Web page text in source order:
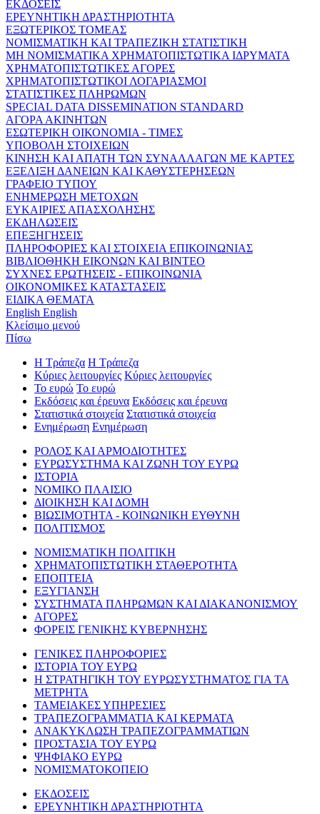
ΕΚΔΟΣΕΙΣ
ΕΡΕΥΝΗΤΙΚΗ ΔΡΑΣΤΗΡΙΟΤΗΤΑ
ΕΞΩΤΕΡΙΚΟΣ ΤΟΜΕΑΣ
ΝΟΜΙΣΜΑΤΙΚΗ ΚΑΙ ΤΡΑΠΕΖΙΚΗ ΣΤΑΤΙΣΤΙΚΗ
ΜΗ ΝΟΜΙΣΜΑΤΙΚΑ ΧΡΗΜΑΤΟΠΙΣΤΩΤΙΚΑ ΙΔΡΥΜΑΤΑ
ΧΡΗΜΑΤΟΠΙΣΤΩΤΙΚΕΣ ΑΓΟΡΕΣ
ΧΡΗΜΑΤΟΠΙΣΤΩΤΙΚΟΙ ΛΟΓΑΡΙΑΣΜΟΙ
ΣΤΑΤΙΣΤΙΚΕΣ ΠΛΗΡΩΜΩΝ
SPECIAL DATA DISSEMINATION STANDARD
ΑΓΟΡΑ ΑΚΙΝΗΤΩΝ
ΕΣΩΤΕΡΙΚΗ ΟΙΚΟΝΟΜΙΑ - ΤΙΜΕΣ
ΥΠΟΒΟΛΗ ΣΤΟΙΧΕΙΩΝ
ΚΙΝΗΣΗ ΚΑΙ ΑΠΑΤΗ ΤΩΝ ΣΥΝΑΛΛΑΓΩΝ ΜΕ ΚΑΡΤΕΣ
ΕΞΕΛΙΞΗ ΔΑΝΕΙΩΝ ΚΑΙ ΚΑΘΥΣΤΕΡΗΣΕΩΝ
ΓΡΑΦΕΙΟ ΤΥΠΟΥ
ΕΝΗΜΕΡΩΣΗ ΜΕΤΟΧΩΝ
ΕΥΚΑΙΡΙΕΣ ΑΠΑΣΧΟΛΗΣΗΣ
ΕΚΔΗΛΩΣΕΙΣ
ΕΠΕΞΗΓΗΣΕΙΣ
ΠΛΗΡΟΦΟΡΙΕΣ ΚΑΙ ΣΤΟΙΧΕΙΑ ΕΠΙΚΟΙΝΩΝΙΑΣ
ΒΙΒΛΙΟΘΗΚΗ ΕΙΚΟΝΩΝ ΚΑΙ ΒΙΝΤΕΟ
ΣΥΧΝΕΣ ΕΡΩΤΗΣΕΙΣ - ΕΠΙΚΟΙΝΩΝΙΑ
ΟΙΚΟΝΟΜΙΚΕΣ ΚΑΤΑΣΤΑΣΕΙΣ
ΕΙΔΙΚΑ ΘΕΜΑΤΑ
English English
Κλείσιμο μενού
Πίσω
Η Τράπεζα Η Τράπεζα
Κύριες λειτουργίες Κύριες λειτουργίες
Το ευρώ Το ευρώ
Εκδόσεις και έρευνα Εκδόσεις και έρευνα
Στατιστικά στοιχεία Στατιστικά στοιχεία
Ενημέρωση Ενημέρωση
ΡΟΛΟΣ ΚΑΙ ΑΡΜΟΔΙΟΤΗΤΕΣ
ΕΥΡΩΣΥΣΤΗΜΑ ΚΑΙ ΖΩΝΗ ΤΟΥ ΕΥΡΩ
ΙΣΤΟΡΙΑ
ΝΟΜΙΚΟ ΠΛΑΙΣΙΟ
ΔΙΟΙΚΗΣΗ ΚΑΙ ΔΟΜΗ
ΒΙΩΣΙΜΟΤΗΤΑ - ΚΟΙΝΩΝΙΚΗ ΕΥΘΥΝΗ
ΠΟΛΙΤΙΣΜΟΣ
ΝΟΜΙΣΜΑΤΙΚΗ ΠΟΛΙΤΙΚΗ
ΧΡΗΜΑΤΟΠΙΣΤΩΤΙΚΗ ΣΤΑΘΕΡΟΤΗΤΑ
ΕΠΟΠΤΕΙΑ
ΕΞΥΓΙΑΝΣΗ
ΣΥΣΤΗΜΑΤΑ ΠΛΗΡΩΜΩΝ ΚΑΙ ΔΙΑΚΑΝΟΝΙΣΜΟΥ
ΑΓΟΡΕΣ
ΦΟΡΕΙΣ ΓΕΝΙΚΗΣ ΚΥΒΕΡΝΗΣΗΣ
ΓΕΝΙΚΕΣ ΠΛΗΡΟΦΟΡΙΕΣ
ΙΣΤΟΡΙΑ ΤΟΥ ΕΥΡΩ
Η ΣΤΡΑΤΗΓΙΚΗ ΤΟΥ ΕΥΡΩΣΥΣΤΗΜΑΤΟΣ ΓΙΑ ΤΑ
ΜΕΤΡΗΤΑ
ΤΑΜΕΙΑΚΕΣ ΥΠΗΡΕΣΙΕΣ
ΤΡΑΠΕΖΟΓΡΑΜΜΑΤΙΑ ΚΑΙ ΚΕΡΜΑΤΑ
ΑΝΑΚΥΚΛΩΣΗ ΤΡΑΠΕΖΟΓΡΑΜΜΑΤΙΩΝ
ΠΡΟΣΤΑΣΙΑ ΤΟΥ ΕΥΡΩ
ΨΗΦΙΑΚΟ ΕΥΡΩ
ΝΟΜΙΣΜΑΤΟΚΟΠΕΙΟ
ΕΚΔΟΣΕΙΣ
ΕΡΕΥΝΗΤΙΚΗ ΔΡΑΣΤΗΡΙΟΤΗΤΑ